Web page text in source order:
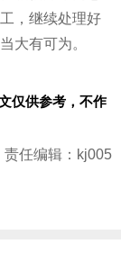
，继续处理好
大有可为。
仅供参考，不作
责任编辑：kj005